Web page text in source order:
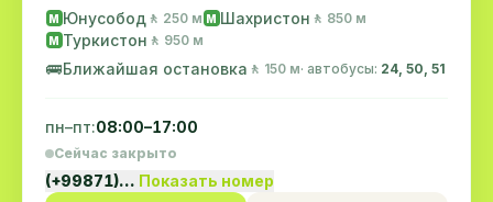
M Юнусобод 🚶 250 м M Шахристон 🚶 850 м
M Туркистон 🚶 950 м
🚌Ближайшая остановка 🚶 150 м· автобусы: 24, 50, 51
пн–пт:08:00–17:00
Сейчас закрыто
(+99871)… Показать номер